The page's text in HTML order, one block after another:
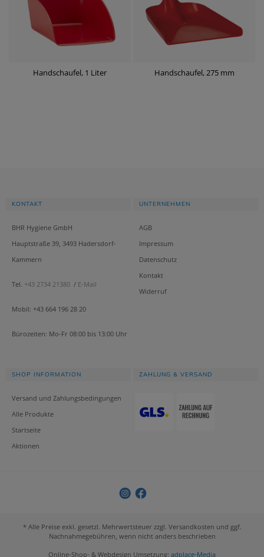
Handschaufel, 1 Liter Handschaufel, 275 mm
KONTAKT
BHR Hygiene GmbH
Hauptstraße 39, 3493 Hadersdorf-
Kammern
Tel. +43 2734 21380 / E-Mail
Mobil: +43 664 196 28 20
Bürozeiten: Mo-Fr 08:00 bis 13:00 Uhr
UNTERNEHMEN
AGB
Impressum
Datenschutz
Kontakt
Widerruf
SHOP INFORMATION
Versand und Zahlungsbedingungen
Alle Produkte
Startseite
Aktionen
ZAHLUNG & VERSAND
* Alle Preise exkl. gesetzl. Mehrwertsteuer zzgl. Versandkosten und ggf.
Nachnahmegebühren, wenn nicht anders beschrieben
Online-Shop- & Webdesign Umsetzung: adplace-Media